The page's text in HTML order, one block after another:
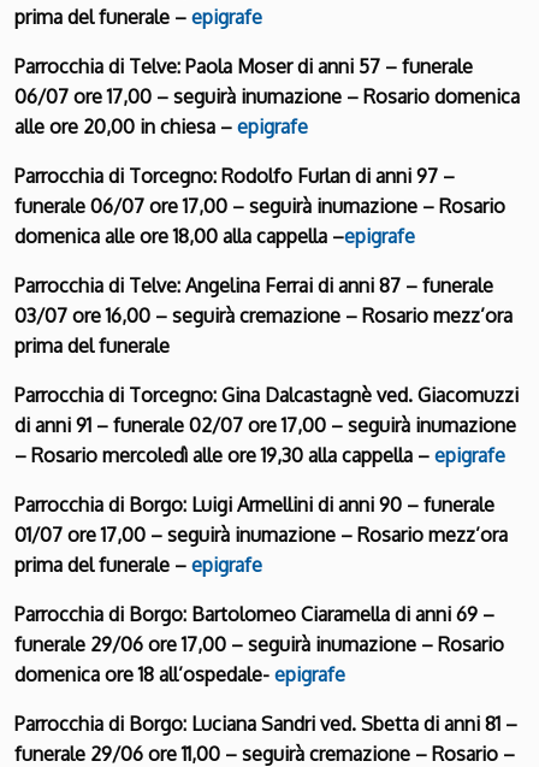
prima del funerale – epigrafe
Parrocchia di Telve: Paola Moser di anni 57 – funerale
06/07 ore 17,00 – seguirà inumazione – Rosario domenica
alle ore 20,00 in chiesa – epigrafe
Parrocchia di Torcegno: Rodolfo Furlan di anni 97 –
funerale 06/07 ore 17,00 – seguirà inumazione – Rosario
domenica alle ore 18,00 alla cappella –epigrafe
Parrocchia di Telve: Angelina Ferrai di anni 87 – funerale
03/07 ore 16,00 – seguirà cremazione – Rosario mezz’ora
prima del funerale
Parrocchia di Torcegno: Gina Dalcastagnè ved. Giacomuzzi
di anni 91 – funerale 02/07 ore 17,00 – seguirà inumazione
– Rosario mercoledì alle ore 19,30 alla cappella – epigrafe
Parrocchia di Borgo: Luigi Armellini di anni 90 – funerale
01/07 ore 17,00 – seguirà inumazione – Rosario mezz’ora
prima del funerale – epigrafe
Parrocchia di Borgo: Bartolomeo Ciaramella di anni 69 –
funerale 29/06 ore 17,00 – seguirà inumazione – Rosario
domenica ore 18 all’ospedale- epigrafe
Parrocchia di Borgo: Luciana Sandri ved. Sbetta di anni 81 –
funerale 29/06 ore 11,00 – seguirà cremazione – Rosario –